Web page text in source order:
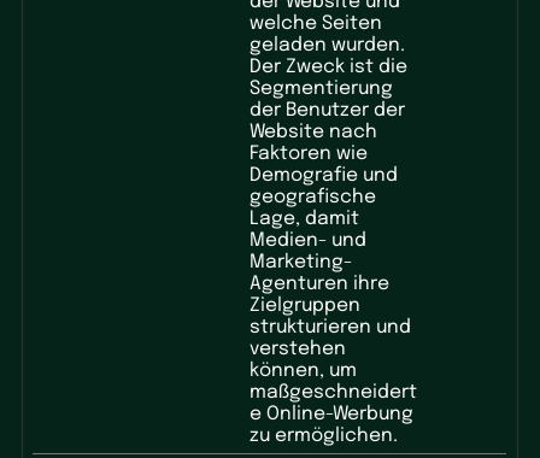
welche Seiten
geladen wurden.
Der Zweck ist die
Segmentierung
der Benutzer der
Website nach
Faktoren wie
Demografie und
geografische
Lage, damit
Medien- und
Marketing-
Agenturen ihre
Zielgruppen
strukturieren und
verstehen
können, um
maßgeschneidert
e Online-Werbung
zu ermöglichen.